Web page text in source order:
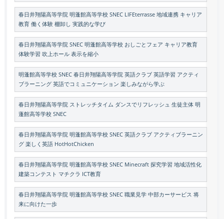
春日井翔陽高等学院 明蓬館高等学校 SNEC LIFEterrasse 地域連携 キャリア
教育 働く体験 棚卸し 実践的な学び
春日井翔陽高等学院 SNEC 明蓬館高等学校 おしごとフェア キャリア教育
体験学習 吹上ホール 表示を縮小
明蓬館高等学校 SNEC 春日井翔陽高等学院 英語クラブ 英語学習 アクティ
ブラーニング 英語でコミュニケーション 楽しみながら学ぶ
春日井翔陽高等学院 ストレッチタイム ダンスでリフレッシュ 生徒主体 明
蓬館高等学校 SNEC
春日井翔陽高等学院 明蓬館高等学校 SNEC 英語クラブ アクティブラーニン
グ 楽しく英語 HotHotChicken
春日井翔陽高等学院 明蓬館高等学校 SNEC Minecraft 探究学習 地域活性化
建築コンテスト マチクラ ICT教育
春日井翔陽高等学院 明蓬館高等学校 SNEC 職業見学 中部カーサービス 将
来に向けた一歩